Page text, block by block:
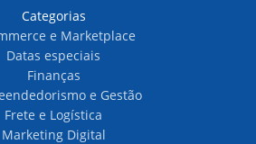
Categorias
e Marketplace
Datas especiais
Finanças
e Gestão
Frete e Logística
Marketing Digital